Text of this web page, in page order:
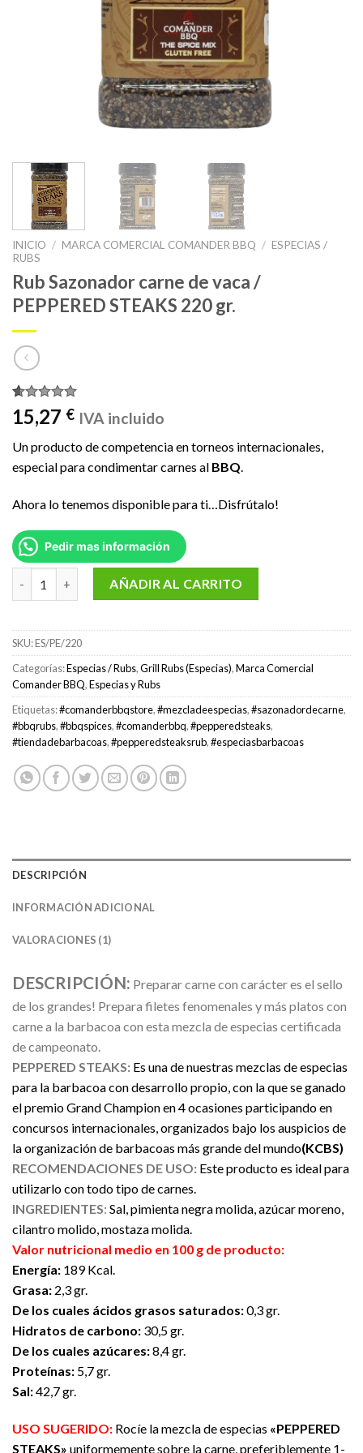
INICIO / MARCA COMERCIAL COMANDER BBQ / ESPECIAS /
RUBS
Rub Sazonador carne de vaca /
PEPPERED STEAKS 220 gr.
Valorado
con5.00
base a
1
valoración
de un
15,27 € IVA incluido
Un producto de competencia en torneos internacionales,
especial para condimentar carnes al BBQ.
Ahora lo tenemos disponible para ti…Disfrútalo!
Pedir mas información
Rub Sazonador carne de vaca / PEPPERED STEAKS 220 gr.
AÑADIR AL CARRITO
SKU:ES/PE/220
Categorías:Especias / Rubs,Grill Rubs (Especias),Marca Comercial
Comander BBQ,Especias y Rubs
Etiquetas:#comanderbbqstore,#mezcladeespecias,#sazonadordecarne,
#bbqrubs,#bbqspices,#comanderbbq,#pepperedsteaks,
#tiendadebarbacoas,#pepperedsteaksrub,#especiasbarbacoas
DESCRIPCIÓN
INFORMACIÓN ADICIONAL
VALORACIONES (1)
DESCRIPCIÓN: Preparar carne con carácter es el sello
de los grandes! Prepara filetes fenomenales y más platos con
carne a la barbacoa con esta mezcla de especias certificada
de campeonato.
PEPPERED STEAKS: Es una de nuestras mezclas de especias
para la barbacoa con desarrollo propio, con la que se ganado
el premio Grand Champion en 4 ocasiones participando en
concursos internacionales, organizados bajo los auspicios de
la organización de barbacoas más grande del mundo(KCBS)
RECOMENDACIONES DE USO: Este producto es ideal para
utilizarlo con todo tipo de carnes.
INGREDIENTES: Sal, pimienta negra molida, azúcar moreno,
cilantro molido, mostaza molida.
Valor nutricional medio en 100 g de producto:
Energía: 189 Kcal.
Grasa: 2,3 gr.
De los cuales ácidos grasos saturados:0,3 gr.
Hidratos de carbono: 30,5 gr.
De los cuales azúcares:8,4 gr.
Proteínas: 5,7 gr.
Sal:42,7 gr.
USO SUGERIDO: Rocíe la mezcla de especias «PEPPERED
STEAKS» uniformemente sobre la carne, preferiblemente 1-